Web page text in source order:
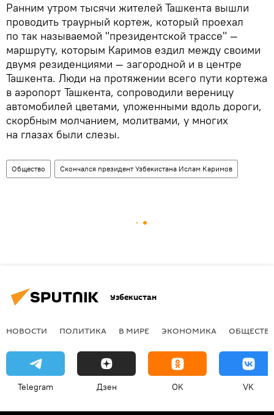
Ранним утром тысячи жителей Ташкента вышли
проводить траурный кортеж, который проехал
по так называемой "президентской трассе" —
маршруту, которым Каримов ездил между своими
двумя резиденциями — загородной и в центре
Ташкента. Люди на протяжении всего пути кортежа
в аэропорт Ташкента, сопроводили вереницу
автомобилей цветами, уложенными вдоль дороги,
скорбным молчанием, молитвами, у многих
на глазах были слезы.
Общество Скончался президент Узбекистана Ислам Каримов
Узбекистан
НОВОСТИ ПОЛИТИКА В МИРЕ ЭКОНОМИКА
Telegram Дзен OK VK